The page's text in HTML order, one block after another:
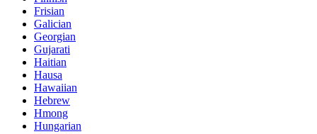
Frisian
Galician
Georgian
Gujarati
Haitian
Hausa
Hawaiian
Hebrew
Hmong
Hungarian